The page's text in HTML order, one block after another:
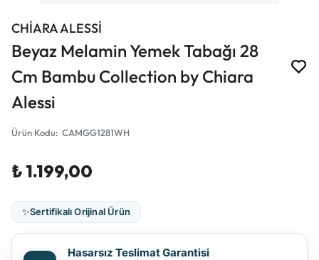
CHİARA ALESSİ
Beyaz Melamin Yemek Tabağı 28
Cm Bambu Collection by Chiara
Alessi
Ürün Kodu: CAMGG1281WH
₺ 1.199,00
✨Sertifikalı Orijinal Ürün
Hasarsız Teslimat Garantisi